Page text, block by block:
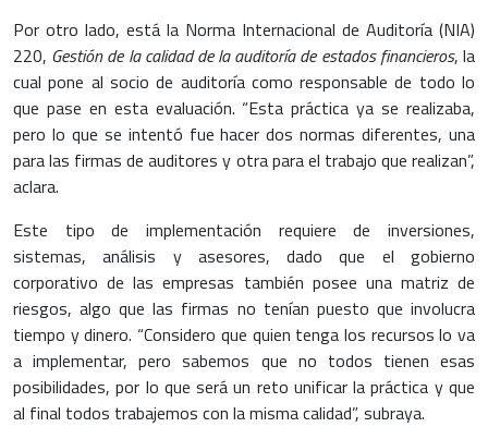
Por otro lado, está la Norma Internacional de Auditoría (NIA)
220, Gestión de la calidad de la auditoría de estados financieros, la
cual pone al socio de auditoría como responsable de todo lo
que pase en esta evaluación. “Esta práctica ya se realizaba,
pero lo que se intentó fue hacer dos normas diferentes, una
para las firmas de auditores y otra para el trabajo que realizan”,
aclara.
Este tipo de implementación requiere de inversiones,
sistemas, análisis y asesores, dado que el gobierno
corporativo de las empresas también posee una matriz de
riesgos, algo que las firmas no tenían puesto que involucra
tiempo y dinero. “Considero que quien tenga los recursos lo va
a implementar, pero sabemos que no todos tienen esas
posibilidades, por lo que será un reto unificar la práctica y que
al final todos trabajemos con la misma calidad”, subraya.